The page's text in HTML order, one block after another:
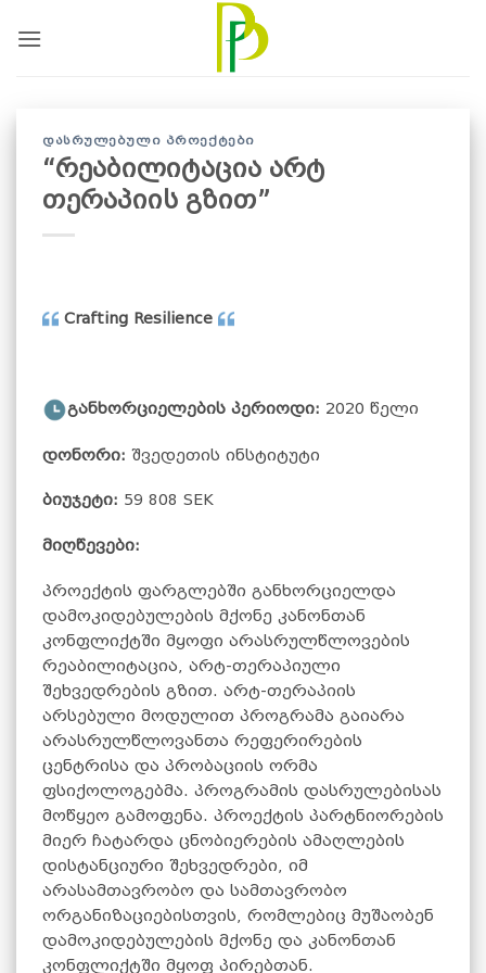
ᲓᲐᲡᲠᲣᲚᲔᲑᲣᲚᲘ ᲞᲠᲝᲔᲥᲢᲔᲑᲘ
“რეაბილიტაცია არტ
თერაპიის გზით”
Crafting Resilience
განხორციელების პერიოდი: 2020 წელი
დონორი: შვედეთის ინსტიტუტი
ბიუჯეტი: 59 808 SEK
მიღწევები:
პროექტის ფარგლებში განხორციელდა
დამოკიდებულების მქონე კანონთან
კონფლიქტში მყოფი არასრულწლოვების
რეაბილიტაცია, არტ-თერაპიული
შეხვედრების გზით. არტ-თერაპიის
არსებული მოდულით პროგრამა გაიარა
არასრულწლოვანთა რეფერირების
ცენტრისა და პრობაციის ორმა
ფსიქოლოგებმა. პროგრამის დასრულებისას
მოწყეო გამოფენა. პროექტის პარტნიორების
მიერ ჩატარდა ცნობიერების ამაღლების
დისტანციური შეხვედრები, იმ
არასამთავრობო და სამთავრობო
ორგანიზაციებისთვის, რომლებიც მუშაობენ
დამოკიდებულების მქონე და კანონთან
კონფლიქტში მყოფ პირებთან.